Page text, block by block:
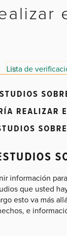
Lista de
REALIZAR
información
que usted
esto va más
e